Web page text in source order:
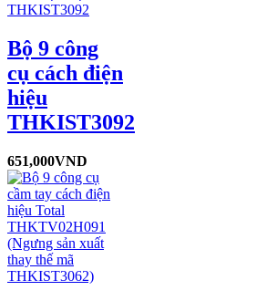
Bộ 9 công
cụ cách điện
hiệu
THKIST3092
651,000VND